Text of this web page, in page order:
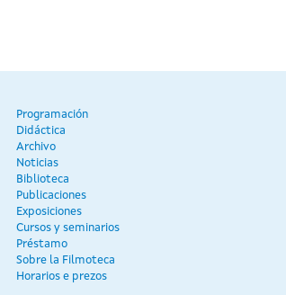
Programación
Didáctica
Archivo
Noticias
Biblioteca
Publicaciones
Exposiciones
Cursos y seminarios
Préstamo
Sobre la Filmoteca
Horarios e prezos